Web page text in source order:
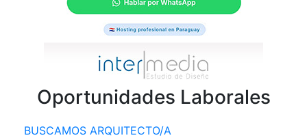
Oportunidades Laborales
BUSCAMOS ARQUITECTO/A